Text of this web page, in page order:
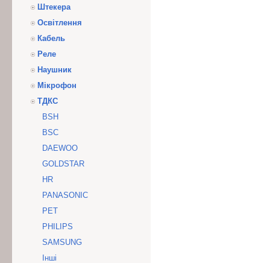
Штекера
Освітлення
Кабель
Реле
Наушник
Мікрофон
ТДКС
BSH
BSC
DAEWOO
GOLDSTAR
HR
PANASONIC
PET
PHILIPS
SAMSUNG
Інші